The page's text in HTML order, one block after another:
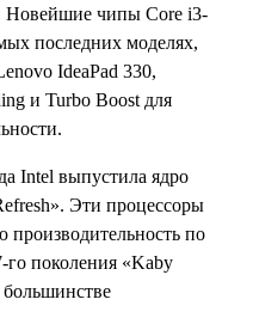
Новейшие чипы Core i3-
последних моделях,
IdeaPad 330,
и Turbo Boost для
Intel выпустила ядро
Эти процессоры
производительность по
го поколения «Kaby